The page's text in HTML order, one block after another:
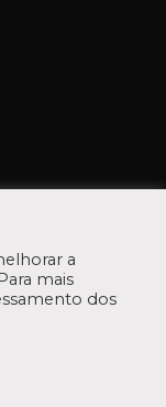
a
mais
dos